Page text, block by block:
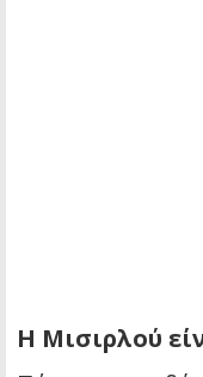
Η Μισιρλού